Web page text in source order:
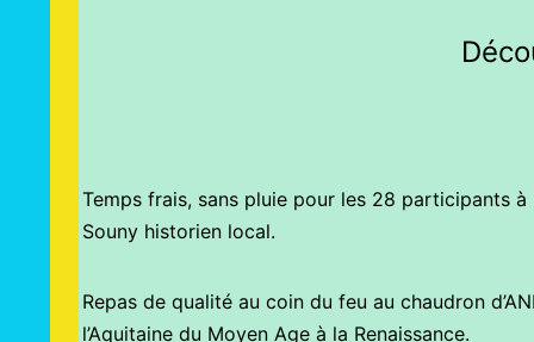
Temps frais, sans pluie pour les 28 participants
Souny historien local.
Repas de qualité au coin du feu au chaudron
l’Aquitaine du Moyen Age à la Renaissance.